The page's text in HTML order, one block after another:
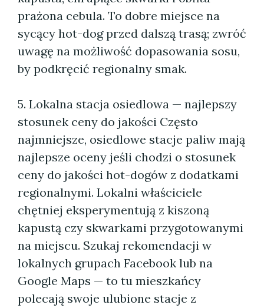
prażona cebula. To dobre miejsce na
sycący hot-dog przed dalszą trasą; zwróć
uwagę na możliwość dopasowania sosu,
by podkręcić regionalny smak.
5. Lokalna stacja osiedlowa — najlepszy
stosunek ceny do jakości Często
najmniejsze, osiedlowe stacje paliw mają
najlepsze oceny jeśli chodzi o stosunek
ceny do jakości hot-dogów z dodatkami
regionalnymi. Lokalni właściciele
chętniej eksperymentują z kiszoną
kapustą czy skwarkami przygotowanymi
na miejscu. Szukaj rekomendacji w
lokalnych grupach Facebook lub na
Google Maps — to tu mieszkańcy
polecają swoje ulubione stacje z